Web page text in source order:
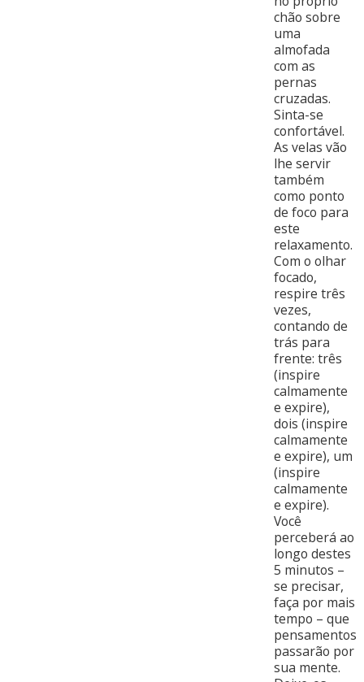
chão sobre
uma
almofada
com as
pernas
cruzadas.
Sinta-se
confortável.
As velas vão
lhe servir
também
como ponto
de foco para
este
relaxamento.
Com o olhar
focado,
respire três
vezes,
contando de
trás para
frente: três
(inspire
calmamente
e expire),
dois (inspire
calmamente
e expire), um
(inspire
calmamente
e expire).
Você
perceberá ao
longo destes
5 minutos –
se precisar,
faça por mais
tempo – que
pensamentos
passarão por
sua mente.